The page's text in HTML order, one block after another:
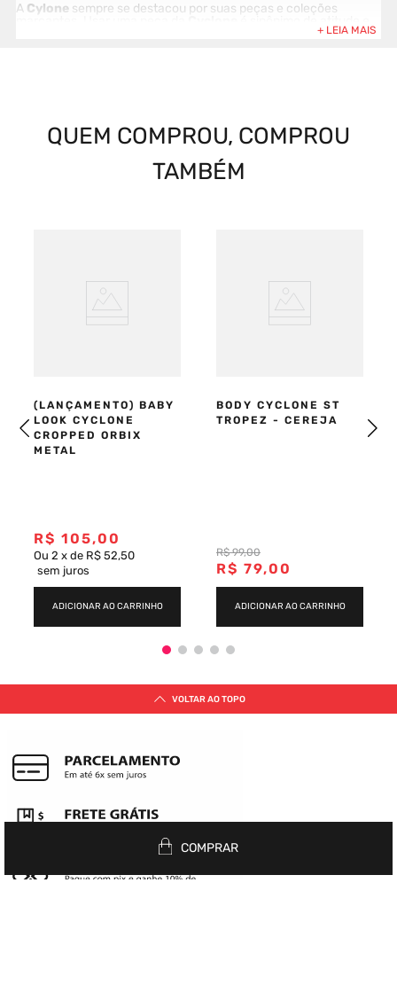
COMPRAR
A Cylone sempre se destacou por suas peças e coleções
QUEM COMPROU, COMPROU
TAMBÉM
(LANÇAMENTO) BABY
LOOK CYCLONE
CROPPED ORBIX
METAL
R$ 105,00
Ou 2 x de R$ 52,50
sem juros
ADICIONAR AO CARRINHO
BODY CYCLONE ST
TROPEZ - CEREJA
R$ 99,00
R$ 79,00
ADICIONAR AO CARRINHO
VOLTAR AO TOPO